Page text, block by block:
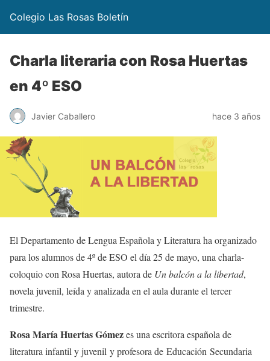
Colegio Las Rosas Boletín
Charla literaria con Rosa Huertas
en 4º ESO
Javier Caballero hace 3 años
El Departamento de Lengua Española y Literatura ha organizado
para los alumnos de 4º de ESO el día 25 de mayo, una charla-
coloquio con Rosa Huertas, autora de Un balcón a la libertad,
novela juvenil, leída y analizada en el aula durante el tercer
trimestre.
Rosa María Huertas Gómezes una escritora española de
literatura infantil y juvenil y profesora de Educación Secundaria